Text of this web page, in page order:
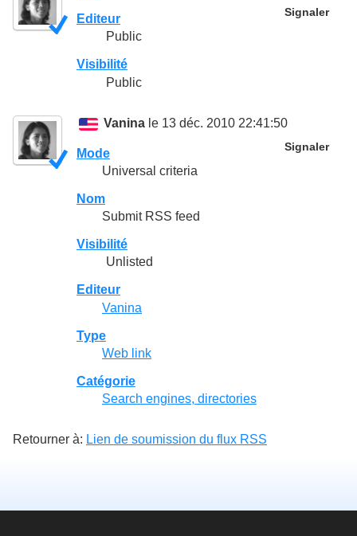
Signaler
Editeur
Public
Visibilité
Public
Vanina le 13 déc. 2010 22:41:50
Signaler
Mode
Universal criteria
Nom
Submit RSS feed
Visibilité
Unlisted
Editeur
Vanina
Type
Web link
Catégorie
Search engines, directories
Retourner à: Lien de soumission du flux RSS